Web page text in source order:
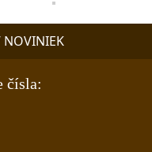
NOVINIEK
čísla: